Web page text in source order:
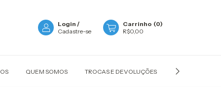
Login /
Cadastre-se
Carrinho (0)
R$0,00
QUEM SOMOS TROCAS E DEVOLUÇÕES POLÍTICA DE